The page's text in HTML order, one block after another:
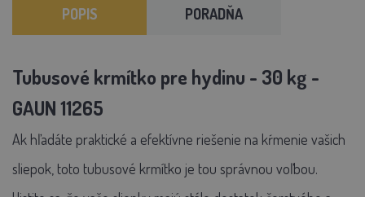
POPIS PORADŇA
Tubusové krmítko pre hydinu - 30 kg -
GAUN 11265
Ak hľadáte praktické a efektívne riešenie na kŕmenie vašich
sliepok, toto tubusové krmítko je tou správnou voľbou.